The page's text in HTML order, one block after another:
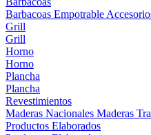
Barbacoas Empotrable
Grill
Grill
Horno
Horno
Plancha
Plancha
Revestimientos
Maderas Nacionales Maderas
Productos Elaborados